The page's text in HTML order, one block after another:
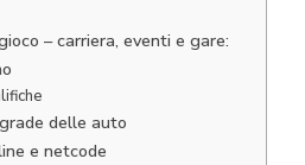
– carriera, eventi e gare:
delle auto
e netcode